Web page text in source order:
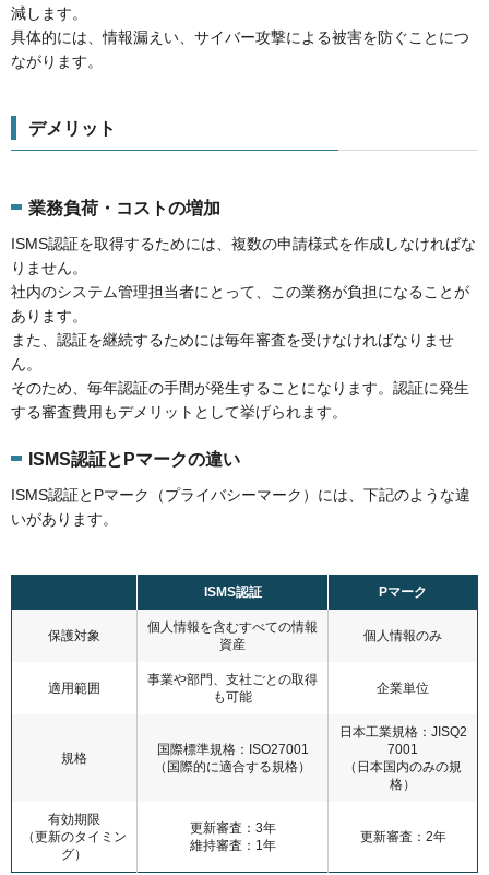
減します。
具体的には、情報漏えい、サイバー攻撃による被害を防ぐことにつ
ながります。
デメリット
業務負荷・コストの増加
ISMS認証を取得するためには、複数の申請様式を作成しなければな
りません。
社内のシステム管理担当者にとって、この業務が負担になることが
あります。
また、認証を継続するためには毎年審査を受けなければなりませ
ん。
そのため、毎年認証の手間が発生することになります。認証に発生
する審査費用もデメリットとして挙げられます。
ISMS認証とPマークの違い
ISMS認証とPマーク（プライバシーマーク）には、下記のような違
いがあります。
ISMS認証 Pマーク
保護対象
個人情報を含むすべての情報
資産
個人情報のみ
適用範囲
事業や部門、支社ごとの取得
も可能
企業単位
規格
国際標準規格：ISO27001
（国際的に適合する規格）
日本工業規格：JISQ2
7001
（日本国内のみの規
格）
有効期限
（更新のタイミン
グ）
更新審査：3年
維持審査：1年
更新審査：2年